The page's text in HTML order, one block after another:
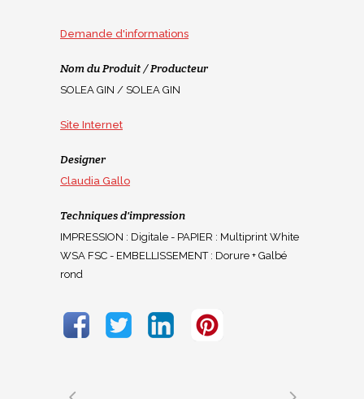
Demande d'informations
Nom du Produit / Producteur
SOLEA GIN / SOLEA GIN
Site Internet
Designer
Claudia Gallo
Techniques d'impression
IMPRESSION : Digitale - PAPIER : Multiprint White
WSA FSC - EMBELLISSEMENT : Dorure + Galbé
rond